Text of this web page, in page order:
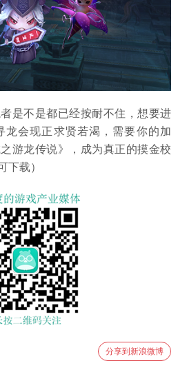
是不是都已经按耐不住，想要进
龙会现正求贤若渴，需要你的加
游龙传说》，成为真正的摸金校
下载）
分享到新浪微博